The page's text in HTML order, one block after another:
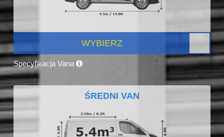
WYBIERZ
Specyfikacja Vana
ŚREDNI VAN